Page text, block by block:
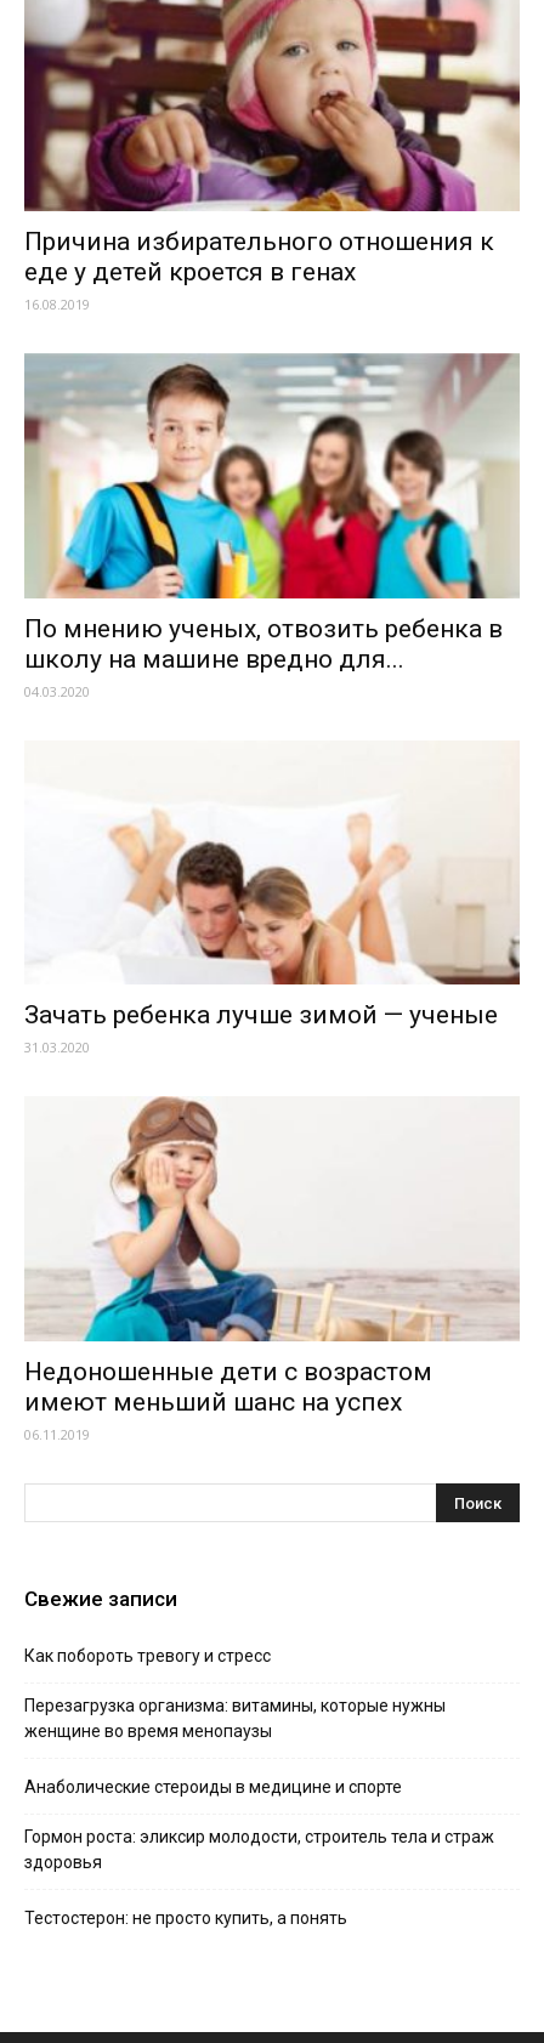
Причина избирательного отношения к
еде у детей кроется в генах
16.08.2019
По мнению ученых, отвозить ребенка в
школу на машине вредно для...
04.03.2020
Зачать ребенка лучше зимой — ученые
31.03.2020
Недоношенные дети с возрастом
имеют меньший шанс на успех
06.11.2019
Свежие записи
Как побороть тревогу и стресс
Перезагрузка организма: витамины, которые нужны
женщине во время менопаузы
Анаболические стероиды в медицине и спорте
Гормон роста: эликсир молодости, строитель тела и страж
здоровья
Тестостерон: не просто купить, а понять